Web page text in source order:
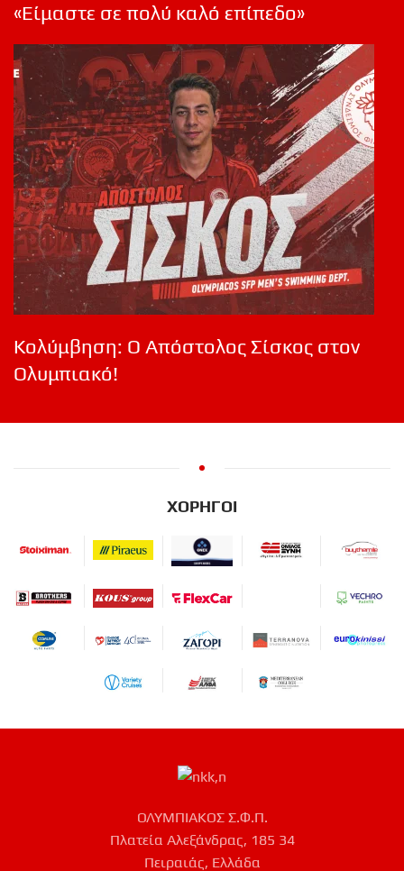
«Είμαστε σε πολύ καλό επίπεδο»
Κολύμβηση: Ο Απόστολος Σίσκος στον
Ολυμπιακό!
ΧΟΡΗΓΟΙ
ΟΛΥΜΠΙΑΚΟΣ Σ.Φ.Π.
Πλατεία Αλεξάνδρας, 185 34
Πειραιάς, Ελλάδα